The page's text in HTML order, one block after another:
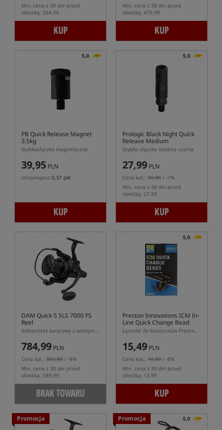
Min. cena z 30 dni przed
obniżką: 264.99
KUP
Min. cena z 30 dni przed
obniżką: 479.99
KUP
5,0
PB Quick Release Magnet
3.5kg
Szybkozłączka magnetyczna
39,95 PLN
otrzymujesz 0,37 pkt
KUP
5,0
Prologic Black Night Quick
Release Medium
Szybko złączka średnia czarna
27,99 PLN
Cena kat.: 30,00 / -7%
Min. cena z 30 dni przed
obniżką: 27.99
KUP
DAM Quick 5 SLS 7000 FS
Reel
Kołowrotek karpiowy z wolnym biegiem
784,99 PLN
Cena kat.: 855,00 / -8%
Min. cena z 30 dni przed
obniżką: 589.99
BRAK TOWARU
5,0
Preston Innovations ICM In-
Line Quick Change Bead
Łączniki do koszyczków Preston ICM
15,49 PLN
Cena kat.: 16,89 / -8%
Min. cena z 30 dni przed
obniżką: 13.99
KUP
Promocja Promocja 5,0